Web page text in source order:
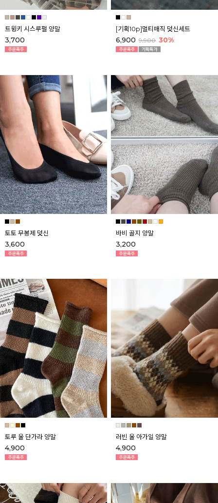
트윙키 시스루펄 양말
3,700
[기획10p]멀티매직 덧신세트
6,900 9,900 30%
토토 무봉제 덧신
3,600
바비 골지 양말
3,200
토루 울 단가라 양말
4,900
러빈 울 아가일 양말
4,900